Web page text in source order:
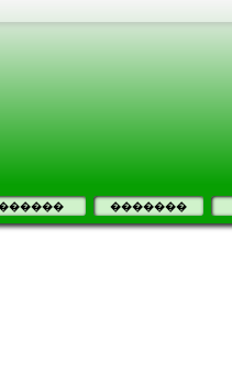
�������